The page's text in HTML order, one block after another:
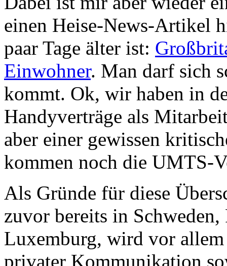
einen Heise-News-Artikel
paar Tage älter ist:
Einwohner. Man darf sich
kommt. Ok, wir haben in
Handyverträge als
aber einer gewissen
kommen noch die UMTS-
Als Gründe für diese
zuvor bereits in
Luxemburg, wird vor
privater Kommunikation